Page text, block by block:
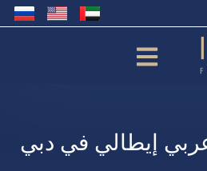
إيطالي في دبي